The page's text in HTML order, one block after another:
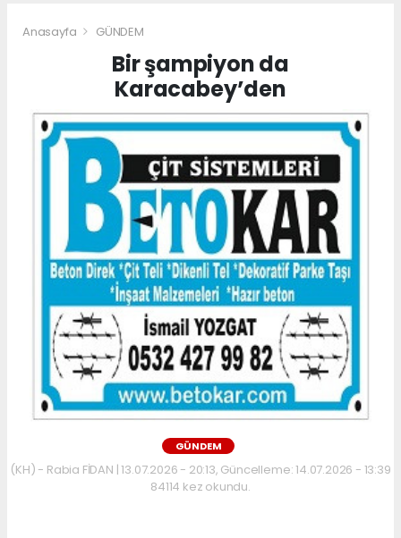
Anasayfa GÜNDEM
Bir şampiyon da
Karacabey’den
GÜNDEM
(KH) - Rabia FİDAN | 13.07.2026 - 20:13, Güncelleme: 14.07.2026 - 13:39
84114 kez okundu.